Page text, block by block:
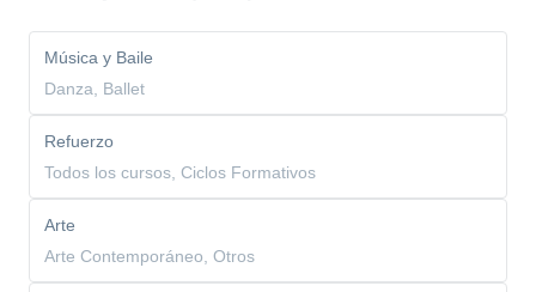
Música y Baile
Danza, Ballet
Refuerzo
Todos los cursos, Ciclos Formativos
Arte
Arte Contemporáneo, Otros